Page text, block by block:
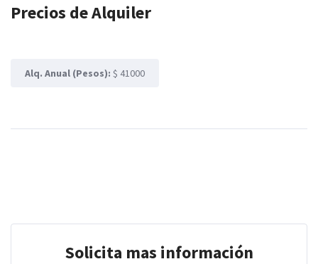
Precios de Alquiler
Alq. Anual (Pesos): $ 41000
Solicita mas información